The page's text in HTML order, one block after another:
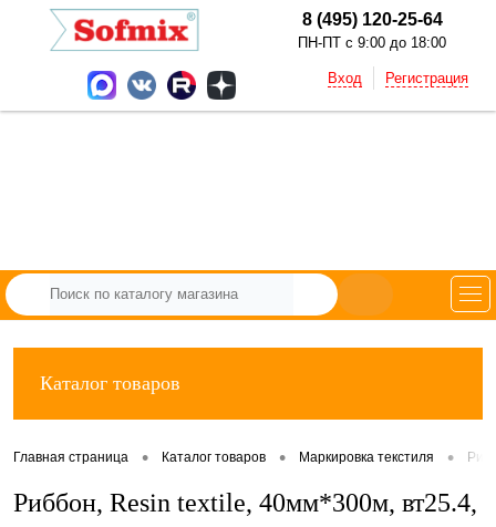
8 (495) 120-25-64
ПН-ПТ с 9:00 до 18:00
Вход Регистрация
Каталог товаров
Главная страница • Каталог товаров • Маркировка текстиля •
Риббон, Resin textile, 40мм*300м, вт25.4,